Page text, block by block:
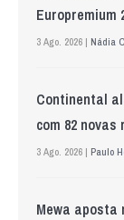
Europremium
3 Ago. 2026 | Nádia
Continental
com 82
3 Ago. 2026 | Paulo
Mewa